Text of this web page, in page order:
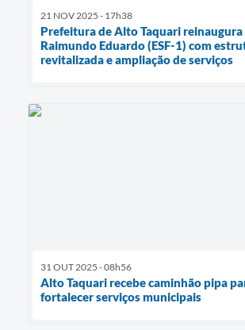
21 NOV 2025 - 17h38
Prefeitura de Alto Taquari reinaugura
Raimundo Eduardo (ESF-1) com
revitalizada e ampliação de serviços
31 OUT 2025 - 08h56
Alto Taquari recebe caminhão pipa
fortalecer serviços municipais